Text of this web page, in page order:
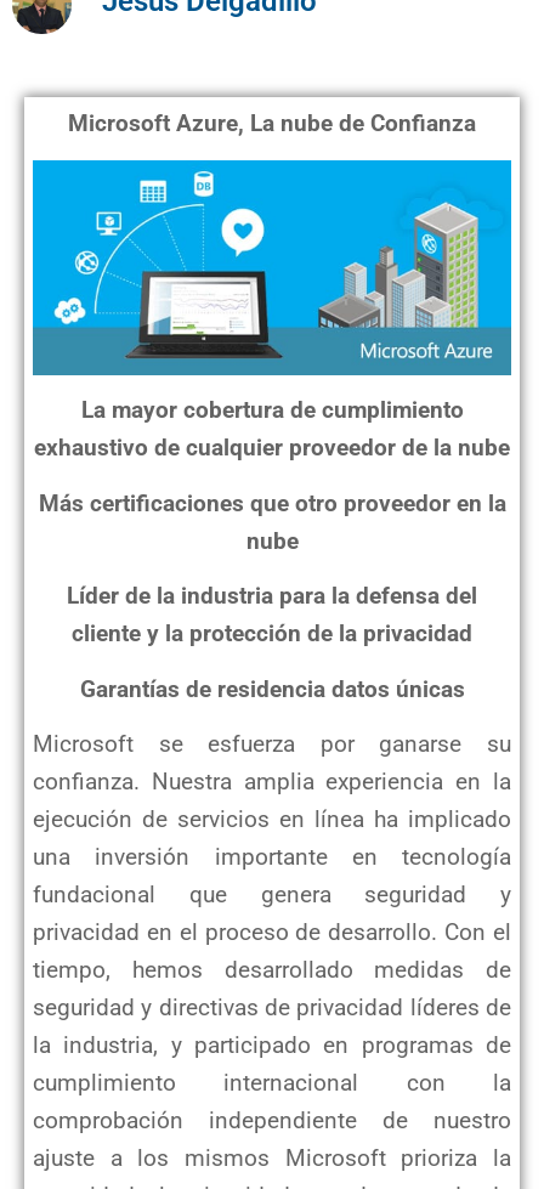
Microsoft Azure, La nube de Confianza
La mayor cobertura de cumplimiento
exhaustivo de cualquier proveedor de la nube
Más certificaciones que otro proveedor en la
nube
Líder de la industria para la defensa del
cliente y la protección de la privacidad
Garantías de residencia datos únicas
Microsoft se esfuerza por ganarse su
confianza. Nuestra amplia experiencia en la
ejecución de servicios en línea ha implicado
una inversión importante en tecnología
fundacional que genera seguridad y
privacidad en el proceso de desarrollo. Con el
tiempo, hemos desarrollado medidas de
seguridad y directivas de privacidad líderes de
la industria, y participado en programas de
cumplimiento internacional con la
comprobación independiente de nuestro
ajuste a los mismos
Microsoft prioriza la